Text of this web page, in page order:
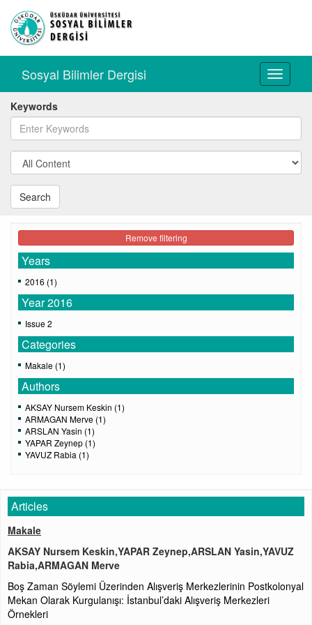
Toggle
Sosyal Bilimler Dergisi
Keywords
Search
Remove filtering
Years
2016 (1)
Year 2016
Issue 2
Categories
Makale (1)
Authors
AKSAY Nursem Keskin (1)
ARMAGAN Merve (1)
ARSLAN Yasin (1)
YAPAR Zeynep (1)
YAVUZ Rabia (1)
Articles
Makale
AKSAY Nursem Keskin,YAPAR Zeynep,ARSLAN Yasin,YAVUZ
Rabia,ARMAGAN Merve
Boş Zaman Söylemi Üzerinden Alışveriş Merkezlerinin Postkolonyal
Mekan Olarak Kurgulanışı: İstanbul’daki Alışveriş Merkezleri
Örnekleri